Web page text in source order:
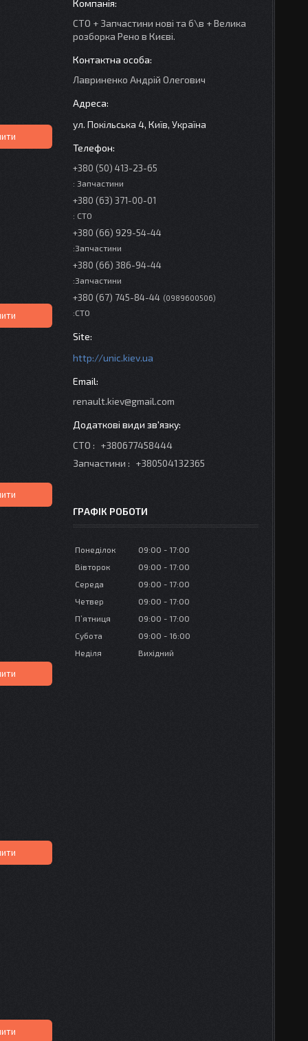
СТО + Запчастини нові та б\в + Велика
розборка Рено в Києві.
Лавриненко Андрій Олегович
ул. Покільська 4, Київ, Україна
+380 (50) 413-23-65
: Запчастини
+380 (63) 371-00-01
: СТО
+380 (66) 929-54-44
:Запчастини
+380 (66) 386-94-44
:Запчастини
+380 (67) 745-84-44 0989600506
:СТО
http://unic.kiev.ua
renault.kiev@gmail.com
СТО
+380677458444
Запчастини
+380504132365
ГРАФІК РОБОТИ
Понеділок 09:00
17:00
Вівторок
09:00
17:00
Середа
09:00
17:00
Четвер
09:00
17:00
Пʼятниця
09:00
17:00
Субота
09:00
16:00
Неділя
Вихідний